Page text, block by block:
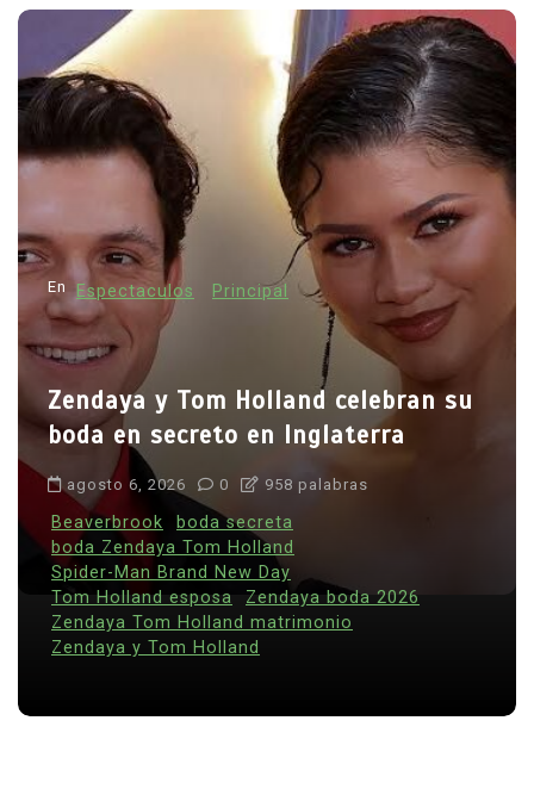
En Espectaculos Principal
Zendaya y Tom Holland celebran su
boda en secreto en Inglaterra
agosto 6, 2026 0 958 palabras
Beaverbrook
boda secreta
boda Zendaya Tom Holland
Spider-Man Brand New Day
Tom Holland esposa
Zendaya boda 2026
Zendaya Tom Holland matrimonio
Zendaya y Tom Holland